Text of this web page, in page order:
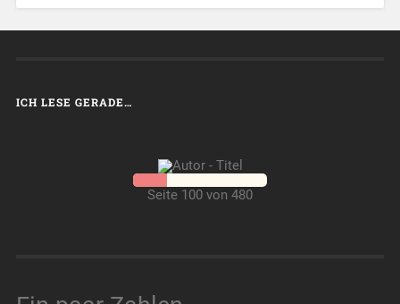
ICH LESE GERADE…
Seite 100 von 480